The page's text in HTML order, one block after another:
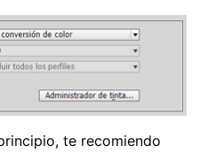
te recomiendo